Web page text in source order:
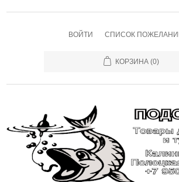
ВОЙТИ СПИСОК
КОРЗИНА (0)